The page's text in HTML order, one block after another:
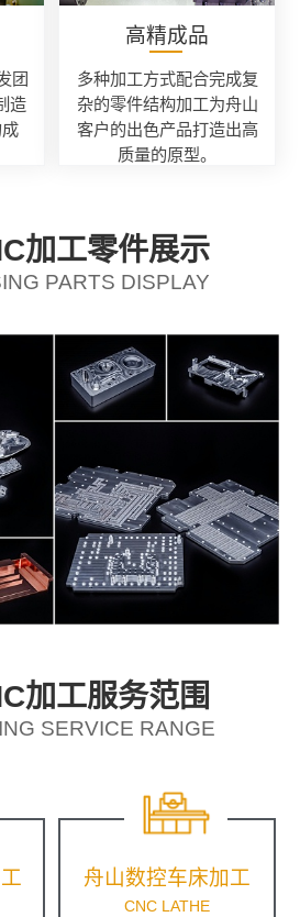
团
造
高精成品
多种加工方式配合完成复
杂的零件结构加工为舟山
客户的出色产品打造出高
质量的原型。
加工零件展示
PARTS DISPLAY
加工服务范围
SERVICE RANGE
舟山数控车床加工
CNC LATHE